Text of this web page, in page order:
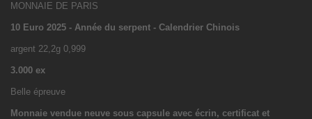
MONNAIE DE PARIS
10 Euro 2025 - Année du serpent - Calendrier Chinois
argent 22,2g 0,999
3.000 ex
Belle épreuve
Monnaie vendue neuve sous capsule avec écrin, certificat et